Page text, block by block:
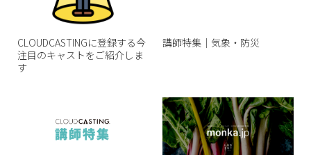
CLOUDCASTINGに登録する今
注目のキャストをご紹介しま
す
講師特集｜気象・防災